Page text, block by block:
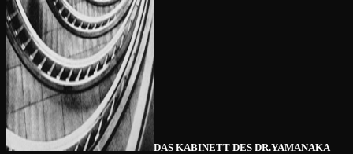
DAS KABINETT DES DR.YAMANAKA